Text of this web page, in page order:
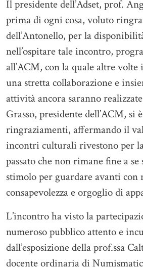
Il presidente dell’Adset, prof.
prima di ogni cosa, voluto
dell’Antonello, per la
nell’ospitare tale incontro,
all’ACM, con la quale altre volte
una stretta collaborazione e
attività ancora saranno
Grasso, presidente dell’ACM, si
ringraziamenti, affermando il
incontri culturali rivestono per
passato che non rimane fine a se
stimolo per guardare avanti con
consapevolezza e orgoglio di
L’incontro ha visto la
numeroso pubblico attento e
dall’esposizione della prof.ssa
docente ordinaria di